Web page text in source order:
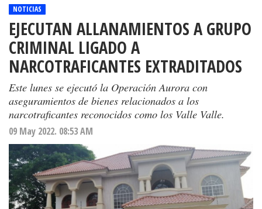
NOTICIAS
EJECUTAN ALLANAMIENTOS A GRUPO
CRIMINAL LIGADO A
NARCOTRAFICANTES EXTRADITADOS
Este lunes se ejecutó la Operación Aurora con
aseguramientos de bienes relacionados a los
narcotraficantes reconocidos como los Valle Valle.
09 May 2022. 08:53 AM